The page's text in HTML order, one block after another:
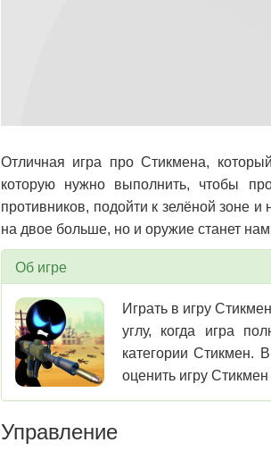
Отличная игра про Стикмена,
которую нужно выполнить, чтобы
противников, подойти к зелёной зоне
на двое больше, но и оружие станет
Об игре
Играть в игру
углу, когда игра
категории Стикмен.
оценить игру
Управление